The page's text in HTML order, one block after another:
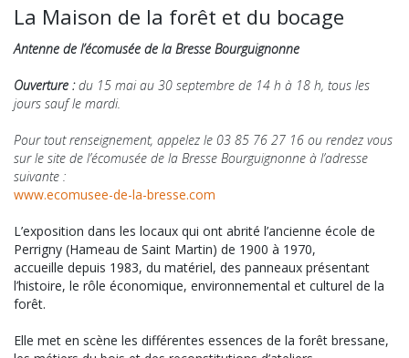
La Maison de la forêt et du bocage
Antenne de l’écomusée de la Bresse Bourguignonne
Ouverture :du 15 mai au 30 septembre de 14 h à 18 h, tous les
jours sauf le mardi.
Pour tout renseignement, appelez le 03 85 76 27 16 ou rendez vous
sur le site de l’écomusée de la Bresse Bourguignonne à l’adresse
suivante :
www.ecomusee-de-la-bresse.com
L’exposition dans les locaux qui ont abrité l’ancienne école de
Perrigny (Hameau de Saint Martin) de 1900 à 1970,
accueille depuis 1983, du matériel, des panneaux présentant
l’histoire, le rôle économique, environnemental et culturel de la
forêt.
Elle met en scène les différentes essences de la forêt bressane,